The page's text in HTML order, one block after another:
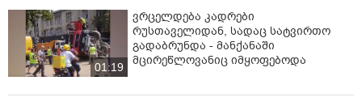
01:19
ვრცელდება კადრები
რუსთაველიდან, სადაც სატვირთო
გადაბრუნდა - მანქანაში
მცირეწლოვანიც იმყოფებოდა